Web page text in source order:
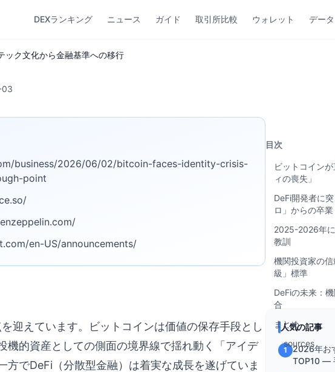
DEXランキング ニュース ガイド 取引所比較 ウォレット データ
ック文化から金融基準への移行
business/2026/06/02/bitcoin-faces-identity-crisis-
point
en-US/announcements/
迎えています。ビットコインは価値の保存手段とし
機的資産としての側面の境界線で揺れ動く「アイデ
方でDeFi（分散型金融）は着実な成長を遂げていま
目次
ビットコイン
ィの喪失」
DeFi開発者に
ロ」からの卒業
2025-2026年
教訓
機関投資家の
級」標準
DeFiの未来：
合
まとめ
sources
人気の記事
1
2026年お
TOP10 —